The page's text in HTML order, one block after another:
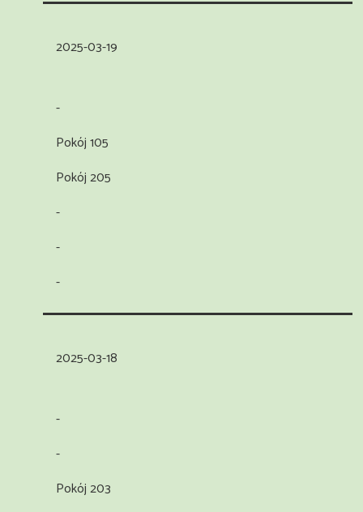
2025-03-19
-
Pokój 105
Pokój 205
-
-
-
2025-03-18
-
-
Pokój 203